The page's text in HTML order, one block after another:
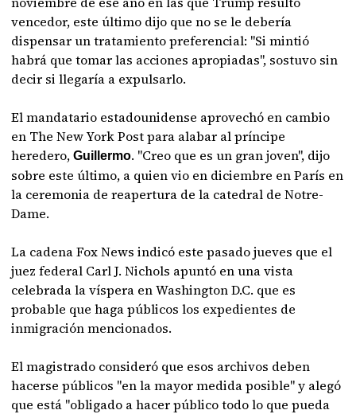
vencedor, este último dijo que no se le debería
dispensar un tratamiento preferencial: "Si mintió
habrá que tomar las acciones apropiadas", sostuvo sin
decir si llegaría a expulsarlo.
El mandatario estadounidense aprovechó en cambio
en The New York Post para alabar al príncipe
heredero,Guillermo. "Creo que es un gran joven", dijo
sobre este último, a quien vio en diciembre en París en
la ceremonia de reapertura de la catedral de Notre-
Dame.
La cadena Fox News indicó este pasado jueves que el
juez federal Carl J. Nichols apuntó en una vista
celebrada la víspera en Washington D.C. que es
probable que haga públicos los expedientes de
inmigración mencionados.
El magistrado consideró que esos archivos deben
hacerse públicos "en la mayor medida posible" y alegó
que está "obligado a hacer público todo lo que pueda